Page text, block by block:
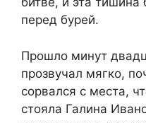
перед бурей.
Прошло минут
прозвучал мягко,
сорвался с места,
стояла Галина